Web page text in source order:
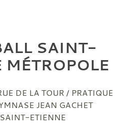
SAINT-
MÉTROPOLE
DE LA TOUR / PRATIQUE
JEAN GACHET
SAINT-ETIENNE